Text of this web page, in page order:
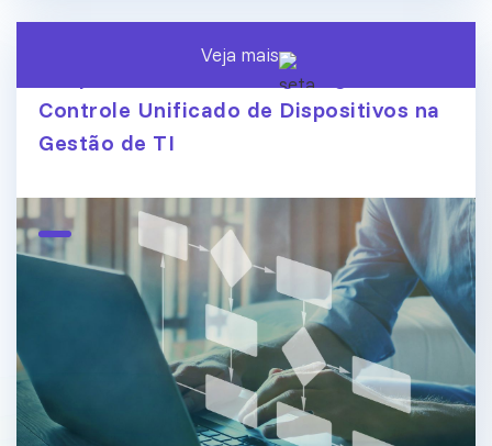
Endpoint Central ManageEngine:
Controle Unificado de Dispositivos na
Gestão de TI
Veja mais